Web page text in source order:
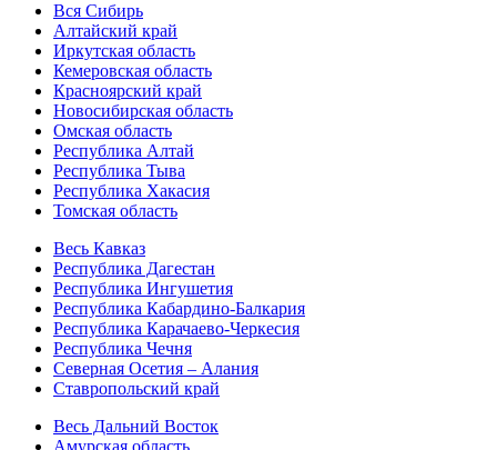
Вся Сибирь
Алтайский край
Иркутская область
Кемеровская область
Красноярский край
Новосибирская область
Омская область
Республика Алтай
Республика Тыва
Республика Хакасия
Томская область
Весь Кавказ
Республика Дагестан
Республика Ингушетия
Республика Кабардино-Балкария
Республика Карачаево-Черкесия
Республика Чечня
Северная Осетия – Алания
Ставропольский край
Весь Дальний Восток
Амурская область